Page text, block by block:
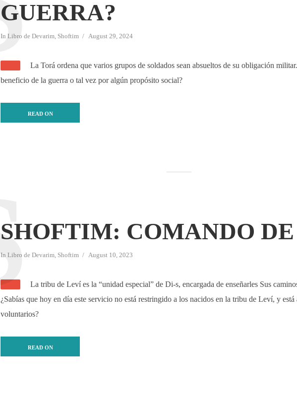
GUERRA?
In Libro de Devarim, Shoftim August 29, 2024
La Torá ordena que varios grupos de soldados sean absueltos de su obligación
beneficio de la guerra o tal vez por algún propósito social?
READ ON
SHOFTIM: COMANDO
In Libro de Devarim, Shoftim August 10, 2023
S La tribu de Leví es la “unidad especial” de Di-s, encargada de enseñarles Sus
¿Sabías que hoy en día este servicio no está restringido a los nacidos en la tribu de Leví, y está
voluntarios?
READ ON